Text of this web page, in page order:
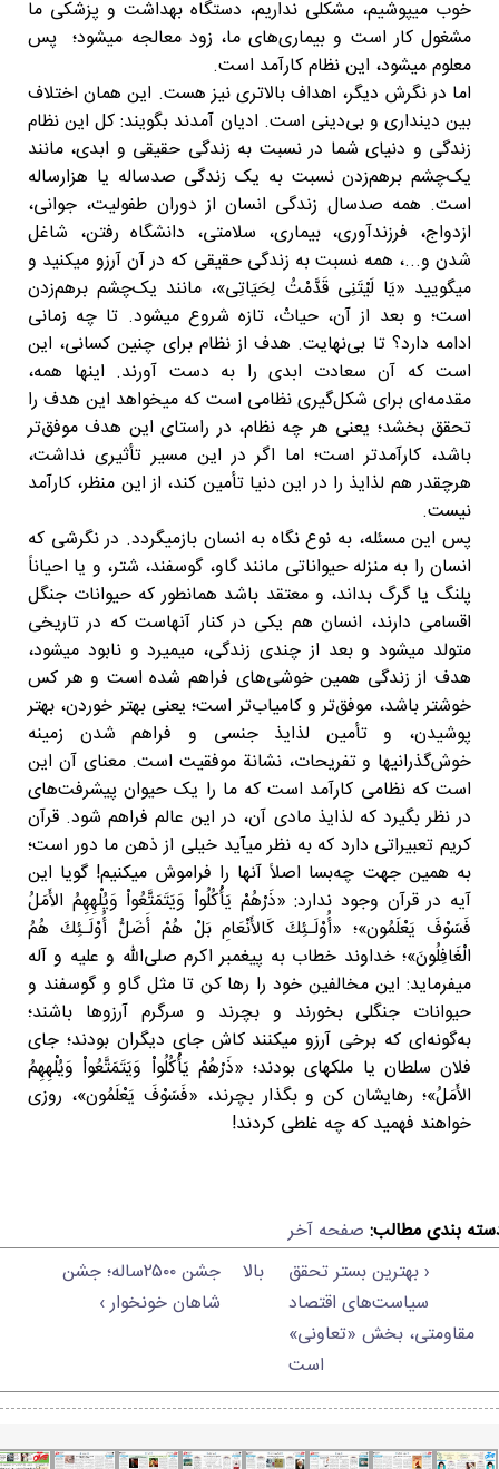
خوب میپوشیم، مشکلی نداریم، دستگاه بهداشت و پزشکی ما
مشغول کار است و بیماری‌های ما، زود معالجه میشود؛ پس
معلوم میشود، این نظام کارآمد است.
اما در نگرش دیگر، اهداف بالاتری نیز هست. این همان اختلاف
بین دینداری و بی‌دینی است. ادیان آمدند بگویند: کل این نظام
زندگی و دنیای شما در نسبت به زندگی حقیقی و ابدی، مانند
یک‌چشم برهم‌زدن نسبت به یک زندگی صدساله یا هزارساله
است. همه صدسال زندگی انسان از دوران طفولیت، جوانی،
ازدواج، فرزندآوری، بیماری، سلامتی، دانشگاه رفتن، شاغل
شدن و...، همه نسبت به زندگی حقیقی که در آن آرزو میکنید و
میگویید «یَا لَیْتَنِی قَدَّمْتُ لِحَیَاتِی»، مانند یک‌چشم برهم‌زدن
است؛ و بعد از آن، حیاتْ، تازه شروع میشود. تا چه زمانی
ادامه دارد؟ تا بی‌نهایت. هدف از نظام برای چنین کسانی، این
است که آن سعادت ابدی را به دست آورند. اینها همه،
مقدمه‌ای برای شکل‌گیری نظامی است که میخواهد این هدف را
تحقق بخشد؛ یعنی هر چه نظام، در راستای این هدف موفق‌تر
باشد، کارآمدتر است؛ اما اگر در این مسیر تأثیری نداشت،
هرچقدر هم لذایذ را در این دنیا تأمین کند، از این منظر، کارآمد
نیست.
پس این مسئله، به نوع نگاه به انسان بازمیگردد. در نگرشی که
انسان را به منزله حیواناتی مانند گاو، گوسفند، شتر، و یا احیاناً
پلنگ یا گرگ بداند، و معتقد باشد همانطور که حیوانات جنگل
اقسامی دارند، انسان هم یکی در کنار آنهاست که در تاریخی
متولد میشود و بعد از چندی زندگی، میمیرد و نابود میشود،
هدف از زندگی همین خوشی‌های فراهم شده است و هر کس
خوشتر باشد، موفق‌تر و کامیاب‌تر است؛ یعنی بهتر خوردن، بهتر
پوشیدن، و تأمین لذایذ جنسی و فراهم شدن زمینه
خوش‌گذرانیها و تفریحات، نشانة موفقیت است. معنای آن این
است که نظامی کارآمد است که ما را یک حیوان پیشرفت‌های
در نظر بگیرد که لذایذ مادی آن، در این عالم فراهم شود. قرآن
کریم تعبیراتی دارد که به نظر میآید خیلی از ذهن ما دور است؛
به همین جهت چه‌بسا اصلاً آنها را فراموش میکنیم! گویا این
آیه در قرآن وجود ندارد: «ذَرْهُمْ یَأْكُلُواْ وَیَتَمَتَّعُواْ وَیُلْهِهِمُ الأَمَلُ
فَسَوْفَ یَعْلَمُون»؛ «أُوْلَـئِكَ کَالأَنْعَامِ بَلْ هُمْ أَضَلُّ أُوْلَـئِكَ هُمُ
الْغَافِلُونَ»؛ خداوند خطاب به پیغمبر اکرم صلی‌الله و علیه و آله
میفرماید: این مخالفین خود را رها کن تا مثل گاو و گوسفند و
حیوانات جنگلی بخورند و بچرند و سرگرم آرزوها باشند؛
به‌گونه‌ای که برخی آرزو میکنند کاش جای دیگران بودند؛ جای
فلان سلطان یا ملکهای بودند؛ «ذَرْهُمْ یَأْكُلُواْ وَیَتَمَتَّعُواْ وَیُلْهِهِمُ
الأَمَلُ»؛ رهایشان کن و بگذار بچرند، «فَسَوْفَ یَعْلَمُون»، روزی
خواهند فهمید که چه غلطی کردند!
بندی مطالب: صفحه آخر
‹ بهترین بستر تحقق
سیاست‌های اقتصاد
مقاومتی، بخش «تعاونی»
است
بالا
جشن ۲۵۰۰ساله؛ جشن
شاهان خونخوار ›